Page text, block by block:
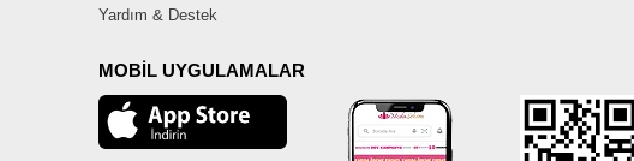
Yardım & Destek
MOBİL UYGULAMALAR